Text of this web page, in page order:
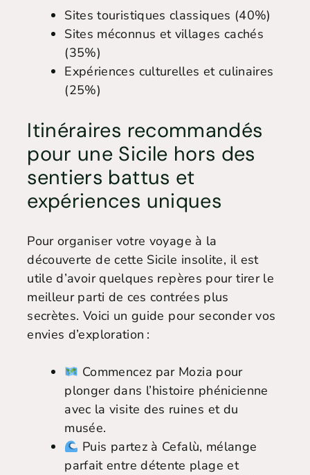
Sites touristiques classiques (40%)
Sites méconnus et villages cachés
(35%)
Expériences culturelles et culinaires
(25%)
Itinéraires recommandés
pour une Sicile hors des
sentiers battus et
expériences uniques
Pour organiser votre voyage à la
découverte de cette Sicile insolite, il est
utile d’avoir quelques repères pour tirer le
meilleur parti de ces contrées plus
secrètes. Voici un guide pour seconder vos
envies d’exploration :
Commencez par Mozia pour
plonger dans l’histoire phénicienne
avec la visite des ruines et du
musée.
Puis partez à Cefalù, mélange
parfait entre détente plage et